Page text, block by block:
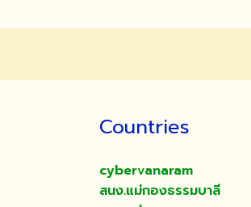
Countries
cybervanaram
สนง.แม่กองธรรมบาลี